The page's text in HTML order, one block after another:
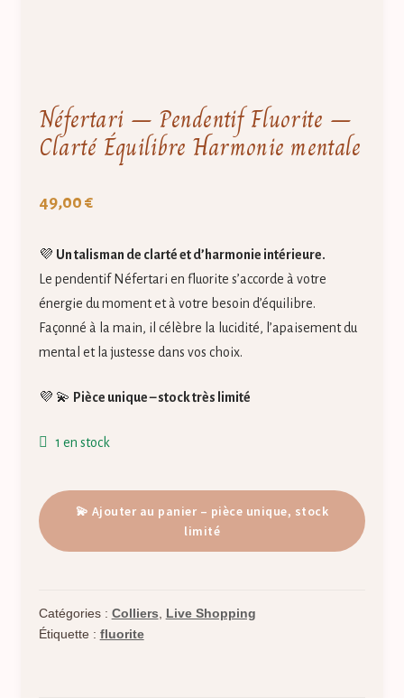
Néfertari – Pendentif Fluorite –
Clarté Équilibre Harmonie mentale
49,00 €
💜 Un talisman de clarté et d’harmonie intérieure.
Le pendentif Néfertari en fluorite s’accorde à votre
énergie du moment et à votre besoin d’équilibre.
Façonné à la main, il célèbre la lucidité, l’apaisement du
mental et la justesse dans vos choix.
💜 💫 Pièce unique – stock très limité
1 en stock
quantité
de
Néfertari
Fluorite
💫 Ajouter au panier – pièce unique, stock
limité
Catégories : Colliers
Live Shopping
Étiquette : fluorite